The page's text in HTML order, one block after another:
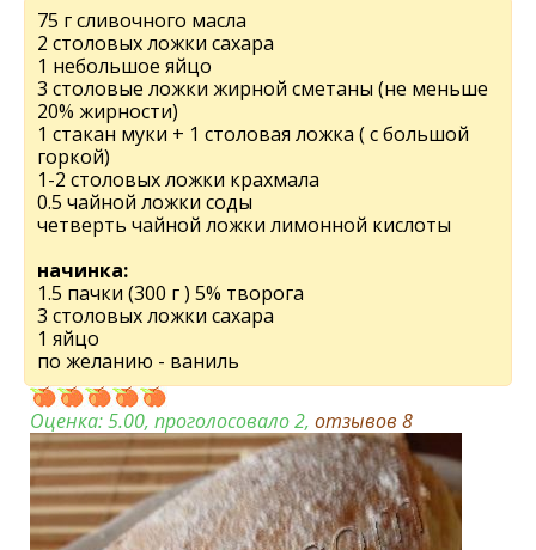
75 г сливочного масла
2 столовых ложки сахара
1 небольшое яйцо
3 столовые ложки жирной сметаны (не меньше
20% жирности)
1 стакан муки + 1 столовая ложка ( с большой
горкой)
1-2 столовых ложки крахмала
0.5 чайной ложки соды
четверть чайной ложки лимонной кислоты
начинка:
1.5 пачки (300 г ) 5% творога
3 столовых ложки сахара
1 яйцо
по желанию - ваниль
Оценка:5.00, проголосовало 2, отзывов 8